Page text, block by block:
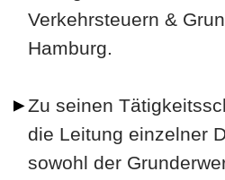
Verkehrsteuern &
Hamburg.
Zu seinen
die Leitung einzelner
sowohl der